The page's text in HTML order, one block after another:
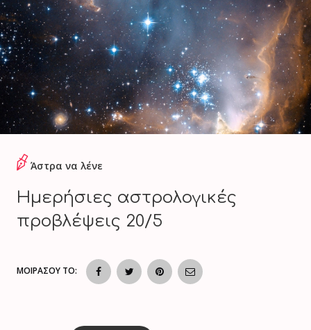
Άστρα να λένε
Ημερήσιες αστρολογικές
προβλέψεις 20/5
ΜΟΙΡΑΣΟΥ ΤΟ: